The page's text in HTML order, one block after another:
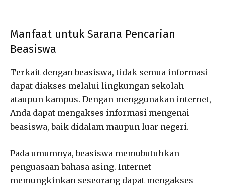
Manfaat untuk Sarana Pencarian
Beasiswa
Terkait dengan beasiswa, tidak semua informasi
dapat diakses melalui lingkungan sekolah
ataupun kampus. Dengan menggunakan internet,
Anda dapat mengakses informasi mengenai
beasiswa, baik didalam maupun luar negeri.
Pada umumnya, beasiswa memubutuhkan
penguasaan bahasa asing. Internet
memungkinkan seseorang dapat mengakses